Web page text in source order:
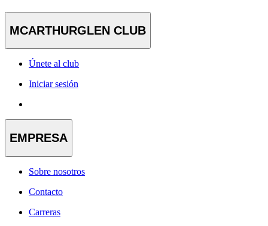
MCARTHURGLEN CLUB
Únete al club
Iniciar sesión
EMPRESA
Sobre nosotros
Contacto
Carreras